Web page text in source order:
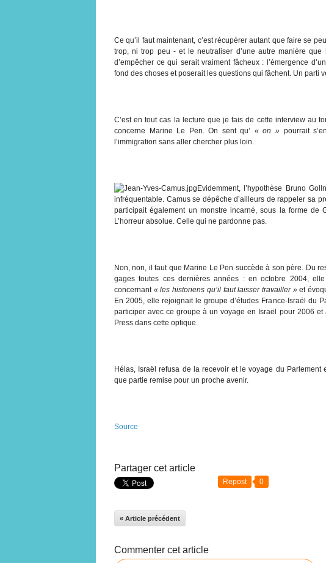
Ce qu’il faut maintenant, c’est récupérer autant que faire se
trop, ni trop peu - et le neutraliser d’une autre manière
d’empêcher ce qui serait vraiment fâcheux : l’émergence
fond des choses et poserait les questions qui fâchent. Un parti
C’est en tout cas la lecture que je fais de cette interview au
concerne Marine Le Pen. On sent qu’ « on » pourrait
l’immigration sans aller chercher plus loin.
Evidemment, l’hypothèse Bruno
infréquentable. Camus se dépêche d’ailleurs de rappeler sa
participait également un monstre incarné, sous la forme de
L’horreur absolue. Celle qui ne pardonne pas.
Non, non, il faut que Marine Le Pen succède à son père. Du
gages toutes ces dernières années : en octobre 2004,
concernant « les historiens qu’il faut laisser travailler »et
En 2005, elle rejoignait le groupe d’études France-Israël du
participer avec ce groupe à un voyage en Israël pour 2006
Press dans cette optique.
Hélas, Israël refusa de la recevoir et le voyage du Parlement
que partie remise pour un proche avenir.
Source
Partager cet article
Repost 0
« Article précédent
Commenter cet article